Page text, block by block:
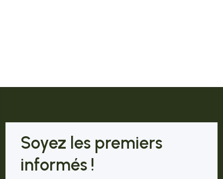
Soyez les premiers
informés !